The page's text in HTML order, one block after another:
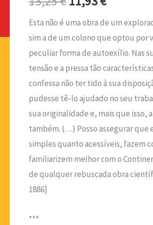
era:
13,25 €.
é:
11,93 €.
Esta não é uma obra de um
sim a de um colono que optou por
peculiar forma de autoexílio. Nas
tensão e a pressa tão
confessa não ter tido à sua
pudesse tê-lo ajudado no seu
sua originalidade e, mais que isso,
também. (…) Posso assegurar que
simples quanto acessíveis, fazem
familiarizem melhor com o
de qualquer rebuscada obra
1886]
***
Bié